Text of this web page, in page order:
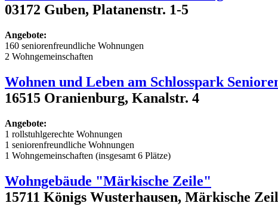
03172 Guben, Platanenstr. 1-5
Angebote:
160 seniorenfreundliche Wohnungen
2 Wohngemeinschaften
Wohnen und Leben am Schlosspark
16515 Oranienburg, Kanalstr. 4
Angebote:
1 rollstuhlgerechte Wohnungen
1 seniorenfreundliche Wohnungen
1 Wohngemeinschaften (insgesamt 6 Plätze)
Wohngebäude "Märkische Zeile"
15711 Königs Wusterhausen, Märkische